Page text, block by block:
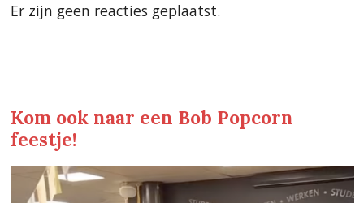
Er zijn geen reacties geplaatst.
Kom ook naar een Bob Popcorn
feestje!